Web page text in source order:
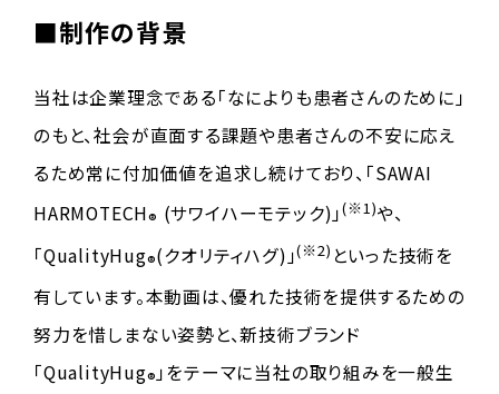
■制作の背景
当社は企業理念である「なによりも患者さんのために」
のもと、社会が直面する課題や患者さんの不安に応え
るため常に付加価値を追求し続けており、「SAWAI
HARMOTECH® (サワイハーモテック)」(※1)や、
「QualityHug®(クオリティハグ)」(※2) といった技術を
有しています。本動画は、優れた技術を提供するための
努力を惜しまない姿勢と、新技術ブランド
「QualityHug®」をテーマに当社の取り組みを一般生